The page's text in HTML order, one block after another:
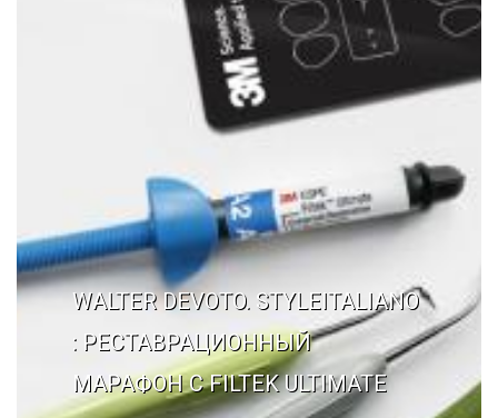
Управление
WALTER DEVOTO. STYLEITALIANO
: РЕСТАВРАЦИОННЫЙ
МАРАФОН С FILTEK ULTIMATE